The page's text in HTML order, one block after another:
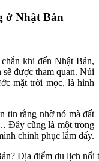
ở Nhật Bản
khi đến Nhật Bản,
được tham quan. Núi
mặt trời mọc, là hình
tin rằng nhờ nó mà đất
Đây cũng là một trong
chinh phục lắm đấy.